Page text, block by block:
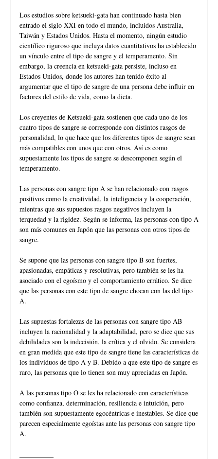
Los estudios sobre ketsueki-gata han continuado hasta bien
entrado el siglo XXI en todo el mundo, incluidos Australia,
Taiwán y Estados Unidos. Hasta el momento, ningún estudio
científico riguroso que incluya datos cuantitativos ha establecido
un vínculo entre el tipo de sangre y el temperamento. Sin
embargo, la creencia en ketsueki-gata persiste, incluso en
Estados Unidos, donde los autores han tenido éxito al
argumentar que el tipo de sangre de una persona debe influir en
factores del estilo de vida, como la dieta.
Los creyentes de Ketsueki-gata sostienen que cada uno de los
cuatro tipos de sangre se corresponde con distintos rasgos de
personalidad, lo que hace que los diferentes tipos de sangre sean
más compatibles con unos que con otros. Así es como
supuestamente los tipos de sangre se descomponen según el
temperamento.
Las personas con sangre tipo A se han relacionado con rasgos
positivos como la creatividad, la inteligencia y la cooperación,
mientras que sus supuestos rasgos negativos incluyen la
terquedad y la rigidez. Según se informa, las personas con tipo A
son más comunes en Japón que las personas con otros tipos de
sangre.
Se supone que las personas con sangre tipo B son fuertes,
apasionadas, empáticas y resolutivas, pero también se les ha
asociado con el egoísmo y el comportamiento errático. Se dice
que las personas con este tipo de sangre chocan con las del tipo
A.
Las supuestas fortalezas de las personas con sangre tipo AB
incluyen la racionalidad y la adaptabilidad, pero se dice que sus
debilidades son la indecisión, la crítica y el olvido. Se considera
en gran medida que este tipo de sangre tiene las características de
los individuos de tipo A y B. Debido a que este tipo de sangre es
raro, las personas que lo tienen son muy apreciadas en Japón.
A las personas tipo O se les ha relacionado con características
como confianza, determinación, resiliencia e intuición, pero
también son supuestamente egocéntricas e inestables. Se dice que
parecen especialmente egoístas ante las personas con sangre tipo
A.